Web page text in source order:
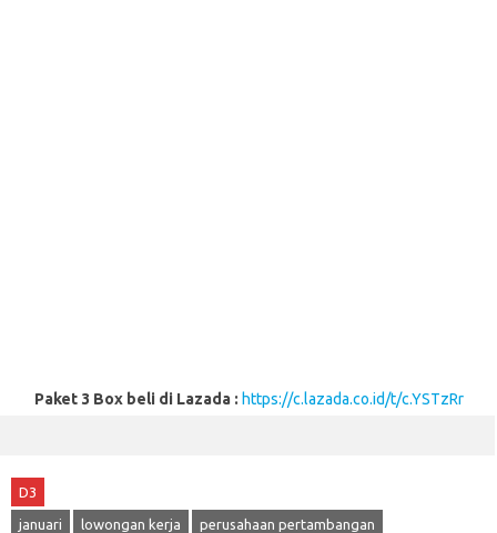
Paket 3 Box beli di Lazada : https://c.lazada.co.id/t/c.YSTzRr
D3
januari lowongan kerja perusahaan pertambangan